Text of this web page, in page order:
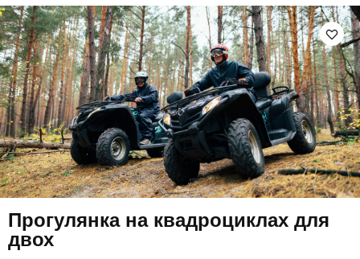
Прогулянка на квадроциклах для
двох